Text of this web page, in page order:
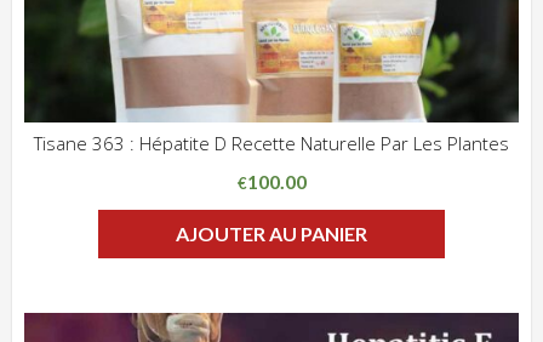
Tisane 363 : Hépatite D Recette Naturelle Par Les Plantes
€100.00
AJOUTER AU PANIER